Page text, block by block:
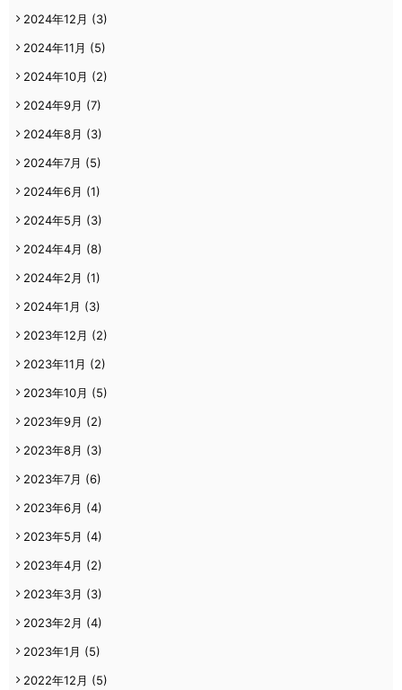
2024年12月 (3)
2024年11月 (5)
2024年10月 (2)
2024年9月 (7)
2024年8月 (3)
2024年7月 (5)
2024年6月 (1)
2024年5月 (3)
2024年4月 (8)
2024年2月 (1)
2024年1月 (3)
2023年12月 (2)
2023年11月 (2)
2023年10月 (5)
2023年9月 (2)
2023年8月 (3)
2023年7月 (6)
2023年6月 (4)
2023年5月 (4)
2023年4月 (2)
2023年3月 (3)
2023年2月 (4)
2023年1月 (5)
2022年12月 (5)